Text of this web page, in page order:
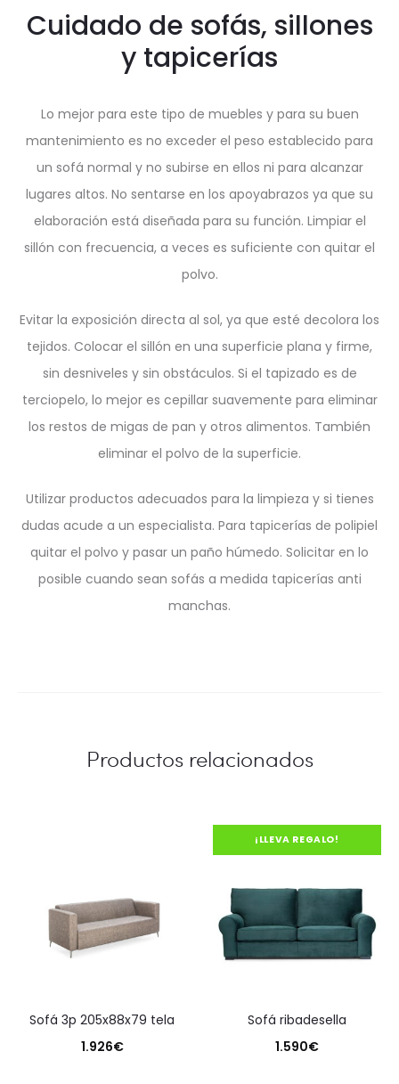
Cuidado de sofás, sillones
y tapicerías
Lo mejor para este tipo de muebles y para su buen
mantenimiento es no exceder el peso establecido para
un sofá normal y no subirse en ellos ni para alcanzar
lugares altos. No sentarse en los apoyabrazos ya que su
elaboración está diseñada para su función. Limpiar el
sillón con frecuencia, a veces es suficiente con quitar el
polvo.
Evitar la exposición directa al sol, ya que esté decolora los
tejidos. Colocar el sillón en una superficie plana y firme,
sin desniveles y sin obstáculos. Si el tapizado es de
terciopelo, lo mejor es cepillar suavemente para eliminar
los restos de migas de pan y otros alimentos. También
eliminar el polvo de la superficie.
Utilizar productos adecuados para la limpieza y si tienes
dudas acude a un especialista. Para tapicerías de polipiel
quitar el polvo y pasar un paño húmedo. Solicitar en lo
posible cuando sean sofás a medida tapicerías anti
manchas.
Productos relacionados
sofá 3p 205x88x79 tela
1.926€
¡LLEVA REGALO!
sofá ribadesella
1.590€